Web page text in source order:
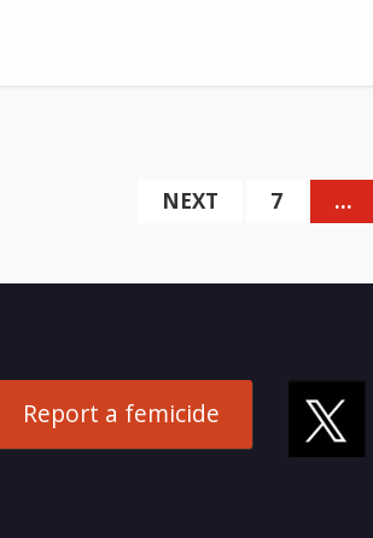
…
7
NEXT
Report a femicide